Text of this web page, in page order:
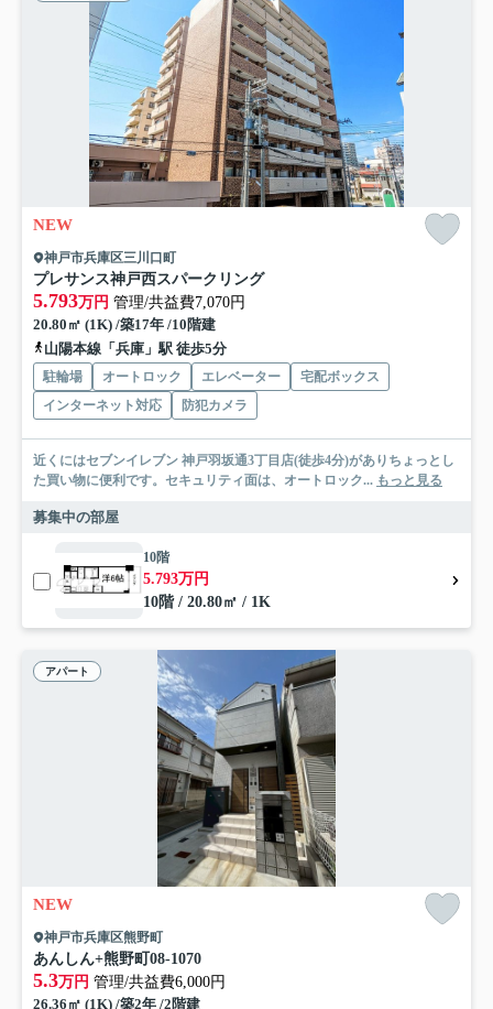
NEW
神戸市兵庫区三川口町
プレサンス神戸西スパークリング
5.793万円 管理/共益費7,070円
20.80㎡ (1K) /築17年 /10階建
山陽本線「兵庫」駅 徒歩5分
駐輪場 オートロック エレベーター
宅配ボックス
インターネット対応
防犯カメラ
近くにはセブンイレブン 神戸羽坂通3丁目店(徒歩4分)がありちょっとし
た買い物に便利です。セキュリティ面は、オートロック... もっと見る
募集中の部屋
10階
5.793万円
10階 / 20.80㎡ / 1K
アパート
NEW
神戸市兵庫区熊野町
あんしん+熊野町08-1070
5.3万円 管理/共益費6,000円
26.36㎡ (1K) /築2年 /2階建